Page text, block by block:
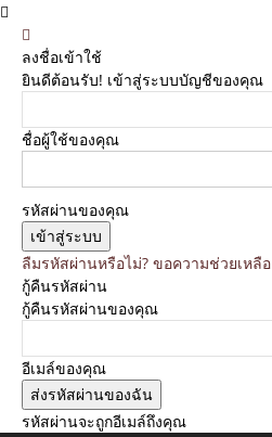
ลงชื่อเข้าใช้
ยินดีต้อนรับ! เข้าสู่ระบบบัญชีของคุณ
ชื่อผู้ใช้ของคุณ
รหัสผ่านของคุณ
ลืมรหัสผ่านหรือไม่? ขอความช่วยเหลือ
กู้คืนรหัสผ่าน
กู้คืนรหัสผ่านของคุณ
อีเมล์ของคุณ
รหัสผ่านจะถูกอีเมล์ถึงคุณ